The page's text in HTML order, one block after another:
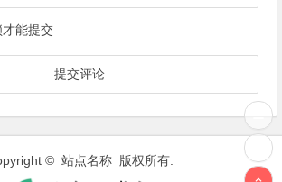
能提交
© 站点名称 版权所有.